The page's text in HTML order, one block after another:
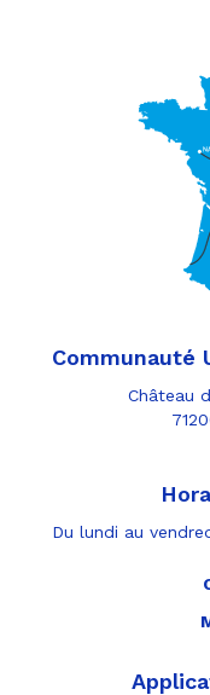
Communauté
Château
Du lundi au